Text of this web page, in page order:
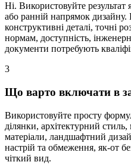
Ні. Використовуйте
або ранній напрямок дизайну.
конструктивні деталі, точні
нормам, доступність,
документи потребують
3
Що варто включати в
Використовуйте просту
ділянки, архітектурний
матеріали, ландшафтний
настрій та обмеження, як-от
чіткий вид.